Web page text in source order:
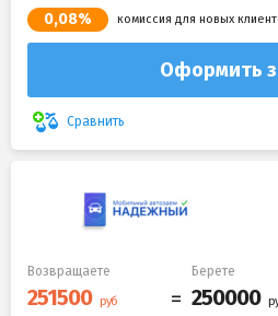
0,08% комиссия для новых
Оформить
Сравнить
Возвращаете Берете